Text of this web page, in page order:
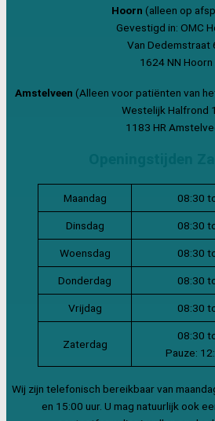
Hoorn (alleen op
Gevestigd in: OMC
Van Dedemstraat
1624 NN Hoorn
Amstelveen (Alleen voor patiënten van
Westelijk Halfrond
1183 HR
Maandag 08:30
Dinsdag 08:30
Woensdag 08:30
Donderdag 08:30
Vrijdag 08:30
Zaterdag
08:30
Pauze:
Wij zijn telefonisch bereikbaar van
en 15:00 uur. U mag natuurlijk ook